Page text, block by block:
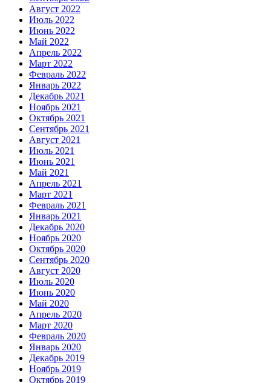
Август 2022
Июль 2022
Июнь 2022
Май 2022
Апрель 2022
Март 2022
Февраль 2022
Январь 2022
Декабрь 2021
Ноябрь 2021
Октябрь 2021
Сентябрь 2021
Август 2021
Июль 2021
Июнь 2021
Май 2021
Апрель 2021
Март 2021
Февраль 2021
Январь 2021
Декабрь 2020
Ноябрь 2020
Октябрь 2020
Сентябрь 2020
Август 2020
Июль 2020
Июнь 2020
Май 2020
Апрель 2020
Март 2020
Февраль 2020
Январь 2020
Декабрь 2019
Ноябрь 2019
Октябрь 2019